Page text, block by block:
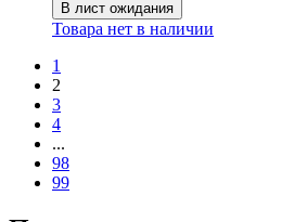
В лист ожидания
Товара нет в наличии
1
2
3
4
...
98
99